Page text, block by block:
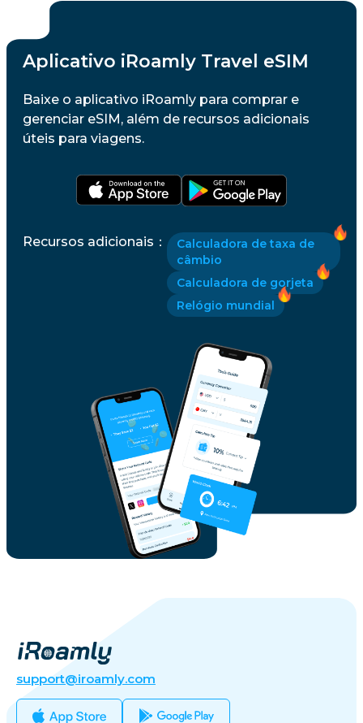
Aplicativo iRoamly Travel eSIM
Baixe o aplicativo iRoamly para comprar e
gerenciar eSIM, além de recursos adicionais
úteis para viagens.
Recursos adicionais ：
Calculadora de taxa de
câmbio
Calculadora de gorjeta
Relógio mundial
support@iroamly.com